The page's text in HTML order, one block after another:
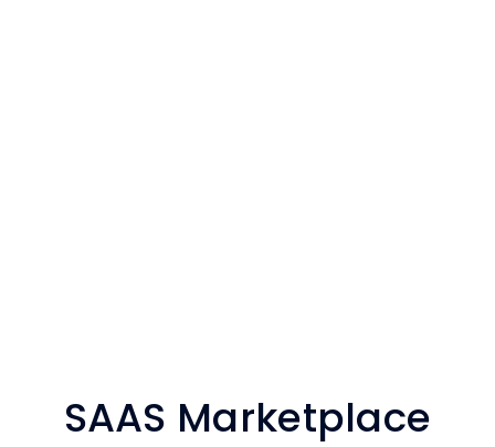
SAAS Marketplace